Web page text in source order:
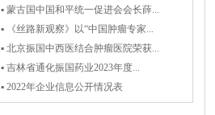
▪ 蒙古国中国和平统一促进会会长薛...
▪ 《丝路新观察》以“中国肿瘤专家...
▪ 北京振国中西医结合肿瘤医院荣获...
▪ 吉林省通化振国药业2023年度...
▪ 2022年企业信息公开情况表